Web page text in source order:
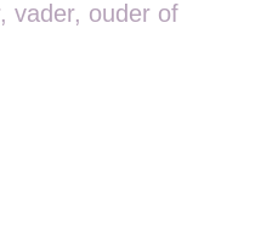
vader, ouder of